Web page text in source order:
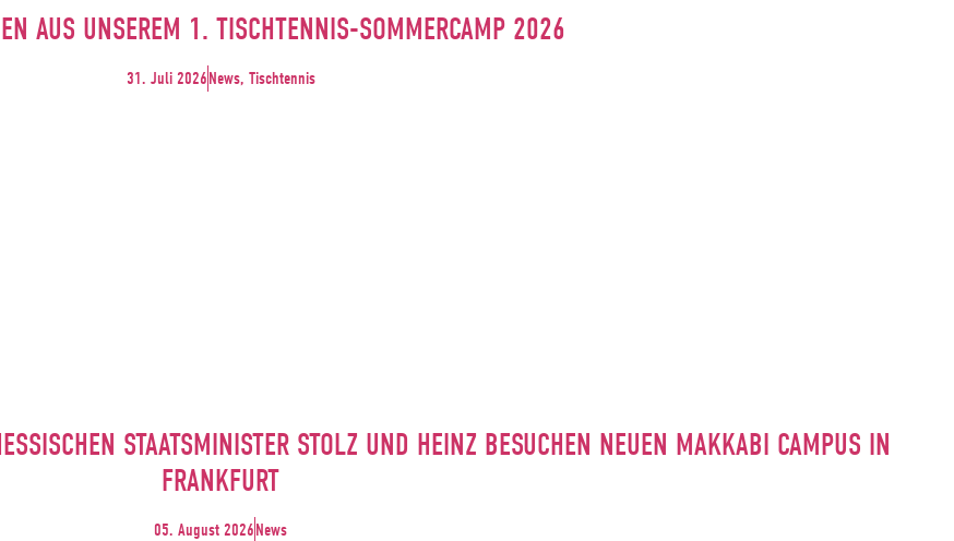
AUS UNSEREM 1. TISCHTENNIS-SOMMERCAMP 2026
31. Juli 2026News, Tischtennis
STAATSMINISTER STOLZ UND HEINZ BESUCHEN NEUEN MAKKABI CAMPUS IN
FRANKFURT
05. August 2026News